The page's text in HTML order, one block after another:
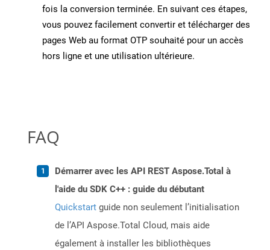
fois la conversion terminée. En suivant ces étapes,
vous pouvez facilement convertir et télécharger des
pages Web au format OTP souhaité pour un accès
hors ligne et une utilisation ultérieure.
FAQ
Démarrer avec les API REST Aspose.Total à
l'aide du SDK C++ : guide du débutant
Quickstart guide non seulement l’initialisation
de l’API Aspose.Total Cloud, mais aide
également à installer les bibliothèques